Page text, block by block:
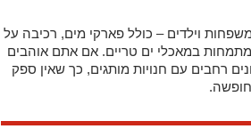
וילדים – כולל פארקי מים, רכיבה על
במאכלי ים טריים. אם אתם אוהבים
רחבים עם חנויות מותגים, כך שאין ספק